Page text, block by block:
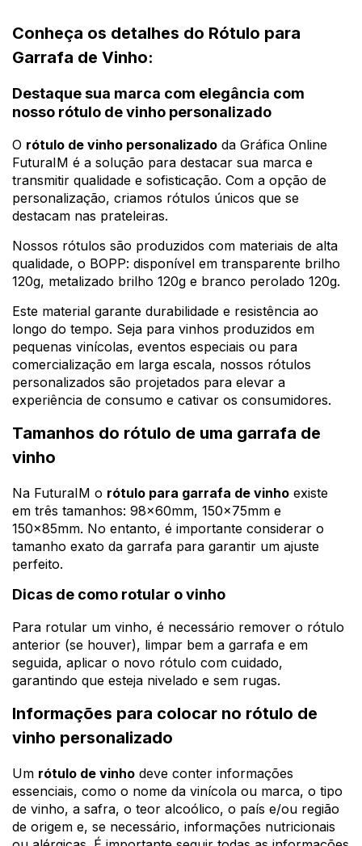
Conheça os detalhes do Rótulo para
Garrafa de Vinho:
Destaque sua marca com elegância com
nosso rótulo de vinho personalizado
O rótulo de vinho personalizado da Gráfica Online
FuturaIM é a solução para destacar sua marca e
transmitir qualidade e sofisticação. Com a opção de
personalização, criamos rótulos únicos que se
destacam nas prateleiras.
Nossos rótulos são produzidos com materiais de alta
qualidade, o BOPP: disponível em transparente brilho
120g, metalizado brilho 120g e branco perolado 120g.
Este material garante durabilidade e resistência ao
longo do tempo. Seja para vinhos produzidos em
pequenas vinícolas, eventos especiais ou para
comercialização em larga escala, nossos rótulos
personalizados são projetados para elevar a
experiência de consumo e cativar os consumidores.
Tamanhos do rótulo de uma garrafa de
vinho
Na FuturaIM o rótulo para garrafa de vinho existe
em três tamanhos: 98x60mm, 150x75mm e
150x85mm. No entanto, é importante considerar o
tamanho exato da garrafa para garantir um ajuste
perfeito.
Dicas de como rotular o vinho
Para rotular um vinho, é necessário remover o rótulo
anterior (se houver), limpar bem a garrafa e em
seguida, aplicar o novo rótulo com cuidado,
garantindo que esteja nivelado e sem rugas.
Informações para colocar no rótulo de
vinho personalizado
Um rótulo de vinho deve conter informações
essenciais, como o nome da vinícola ou marca, o tipo
de vinho, a safra, o teor alcoólico, o país e/ou região
de origem e, se necessário, informações nutricionais